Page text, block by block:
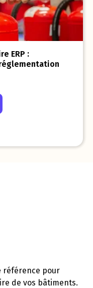
ERP :
référence pour
de vos bâtiments.